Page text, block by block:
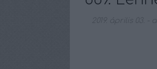
2019. április 03.